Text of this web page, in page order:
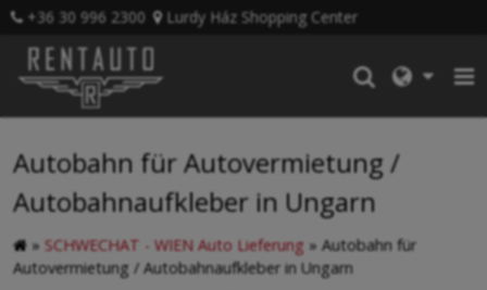
+36 30 996 2300 Lurdy Ház Shopping Center
Autobahn für Autovermietung /
Autobahnaufkleber in Ungarn
» SCHWECHAT - WIEN Auto Lieferung » Autobahn für
Autovermietung / Autobahnaufkleber in Ungarn